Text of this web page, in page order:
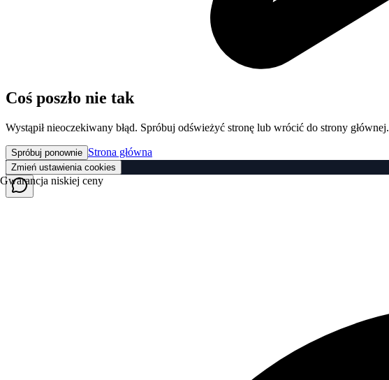
Gwarancja niskiej ceny
Coś poszło nie tak
Wystąpił nieoczekiwany błąd. Spróbuj odświeżyć stronę lub wrócić do strony głównej.
Spróbuj ponownie Strona główna
Zmień ustawienia cookies